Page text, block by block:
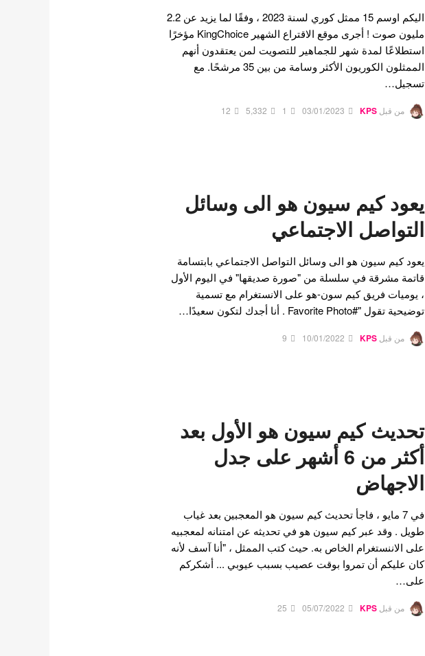
اليكم اوسم 15 ممثل كوري لسنة 2023 ، وفقًا لما يزيد عن 2.2
مليون صوت ! أجرى موقع الاقتراع الشهير KingChoice مؤخرًا
استطلاعًا لمدة شهر للجماهير للتصويت لمن يعتقدون أنهم
الممثلون الكوريون الأكثر وسامة من بين 35 مرشحًا. مع
تسجيل…
من قبل KPS
03/01/2023
1
5,332
12
يعود كيم سيون هو الى وسائل
التواصل الاجتماعي
يعود كيم سيون هو الى وسائل التواصل الاجتماعي بابتسامة
قاتمة مشرقة في سلسلة من "صورة صديقها" في اليوم الأول
، يوميات فريق كيم سون-هو على الانستغرام مع تسمية
توضيحية تقول "#Favorite Photo . أنا أجدك لتكون سعيدًا…
من قبل KPS
10/01/2022
9
تحديث كيم سيون هو الأول بعد
أكثر من 6 أشهر على جدل
الاجهاض
في 7 مايو ، فاجأ تحديث كيم سيون هو المعجبين بعد غياب
طويل . وقد عبر كيم سيون هو في تحديثه عن امتنانه لمعجبيه
على الاننستغرام الخاص به. حيث كتب الممثل ، "أنا آسف لأنه
كان عليكم أن تمروا بوقت عصيب بسبب عيوبي ... أشكركم
على…
من قبل KPS
05/07/2022
25